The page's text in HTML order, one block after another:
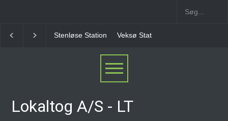
Veksø Station Måløv Station
Lokaltog A/S - LT